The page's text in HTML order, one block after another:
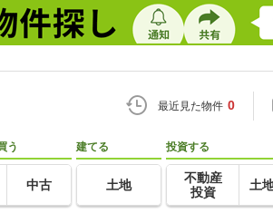
最近見た物件 0
う
中古
建てる
土地
投資する
不動産
投資
土